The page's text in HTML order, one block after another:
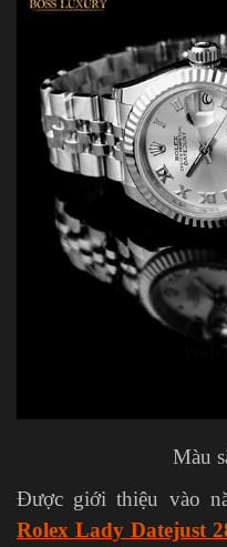
Màu
Được giới thiệu vào
Rolex Lady Datejust